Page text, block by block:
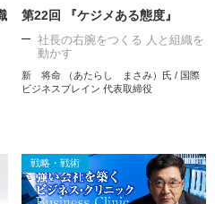
第22回 『ケジメある態度』
社長の右腕をつくる 人と組織を
動かす
新 将命 （あたらし まさみ）氏 / 国際
ビジネスブレイン 代表取締役
戦略・戦術